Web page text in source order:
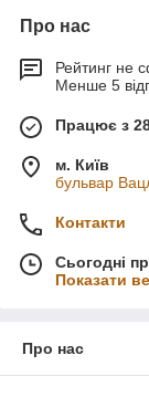
Про нас
Рейтинг не
Менше 5
Працює з
м. Київ
бульвар
Контакти
Сьогодні
Показати
Про нас